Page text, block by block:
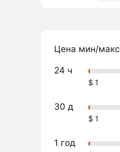
Цена мин/макс
24 ч
$ 1
30 д
$ 1
1 год